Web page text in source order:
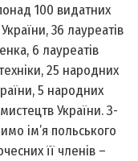
100 видатних
36 лауреатів
6 лауреатів
25 народних
5 народних
України. З-
ім’я польського
її членів –